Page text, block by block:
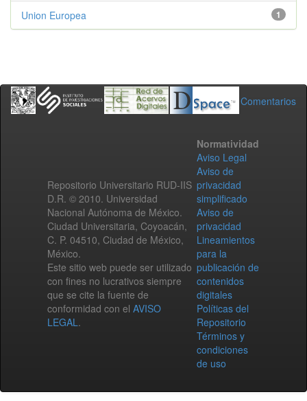
1
Union Europea
Comentarios
Repositorio Universitario RUD-IIS
D.R. © 2010. Universidad
Nacional Autónoma de México.
Ciudad Universitaria, Coyoacán,
C. P. 04510, Ciudad de México,
México.
Este sitio web puede ser utilizado
con fines no lucrativos siempre
que se cite la fuente de
conformidad con el AVISO
LEGAL.
Normatividad
Aviso Legal
Aviso de
privacidad
simplificado
Aviso de
privacidad
Lineamientos
para la
publicación de
contenidos
digitales
Políticas del
Repositorio
Términos y
condiciones
de uso